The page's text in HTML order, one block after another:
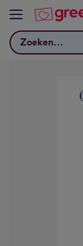
Bekijk meer
Zoeken